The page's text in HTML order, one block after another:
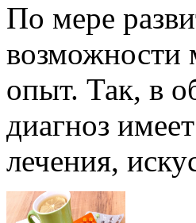
По мере
возможности
опыт. Так, в
диагноз
лечения,